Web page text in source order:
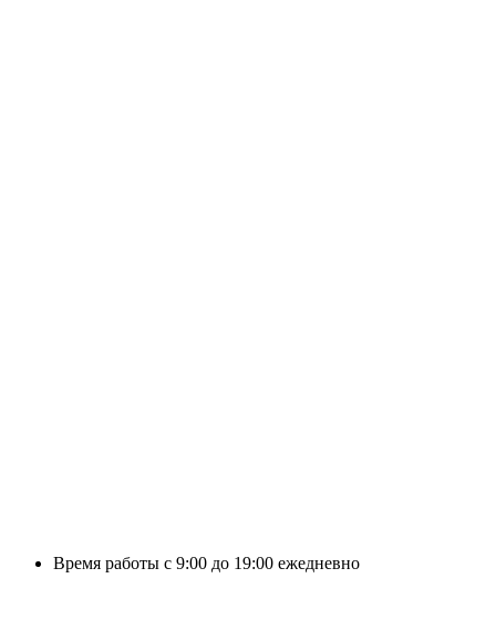
Время работы с 9:00 до 19:00 ежедневно